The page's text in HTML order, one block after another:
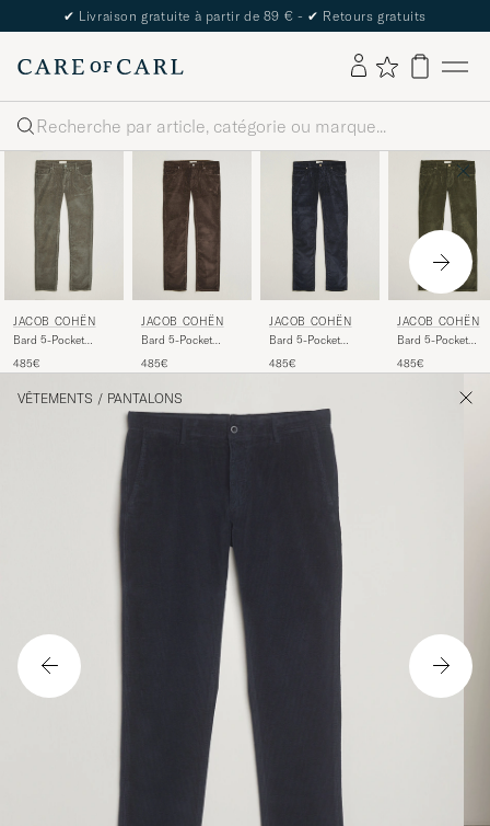
✔ Livraison gratuite à partir de 89 € - ✔ Retours gratuits
Rechercher
JACOB COHËN
Bard 5-Pocket
Trousers Taupe
485€
JACOB COHËN
Bard 5-Pocket
Trousers Brown
485€
JACOB COHËN
Bard 5-Pocket
Trousers Navy
485€
JACOB COHËN
Bard 5-Pocket
Trousers Green
485€
VÊTEMENTS / PANTALONS